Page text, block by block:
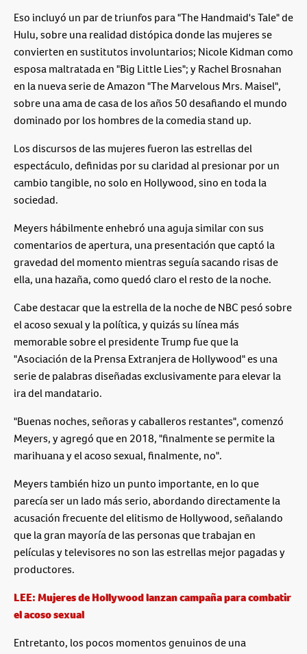
Eso incluyó un par de triunfos para "The Handmaid's Tale" de
Hulu, sobre una realidad distópica donde las mujeres se
convierten en sustitutos involuntarios; Nicole Kidman como
esposa maltratada en "Big Little Lies"; y Rachel Brosnahan
en la nueva serie de Amazon "The Marvelous Mrs. Maisel",
sobre una ama de casa de los años 50 desafiando el mundo
dominado por los hombres de la comedia stand up.
Los discursos de las mujeres fueron las estrellas del
espectáculo, definidas por su claridad al presionar por un
cambio tangible, no solo en Hollywood, sino en toda la
sociedad.
Meyers hábilmente enhebró una aguja similar con sus
comentarios de apertura, una presentación que captó la
gravedad del momento mientras seguía sacando risas de
ella, una hazaña, como quedó claro el resto de la noche.
Cabe destacar que la estrella de la noche de NBC pesó sobre
el acoso sexual y la política, y quizás su línea más
memorable sobre el presidente Trump fue que la
"Asociación de la Prensa Extranjera de Hollywood" es una
serie de palabras diseñadas exclusivamente para elevar la
ira del mandatario.
"Buenas noches, señoras y caballeros restantes", comenzó
Meyers, y agregó que en 2018, "finalmente se permite la
marihuana y el acoso sexual, finalmente, no".
Meyers también hizo un punto importante, en lo que
parecía ser un lado más serio, abordando directamente la
acusación frecuente del elitismo de Hollywood, señalando
que la gran mayoría de las personas que trabajan en
películas y televisores no son las estrellas mejor pagadas y
productores.
LEE: Mujeres de Hollywood lanzan campaña para combatir
el acoso sexual
Entretanto, los pocos momentos genuinos de una